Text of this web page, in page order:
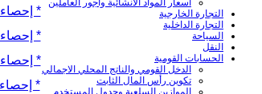
* إحصاء
* إحصاء
* إحصاء
* إحصاء
اسعار المواد الانشائية واجور العاملين
التجارة الخارجية
التجارة الداخلية
السياحة
النقل
الحسابات القومية
الدخل القومي والناتج المحلي الاجمالي
تكوين رأس المال الثابت